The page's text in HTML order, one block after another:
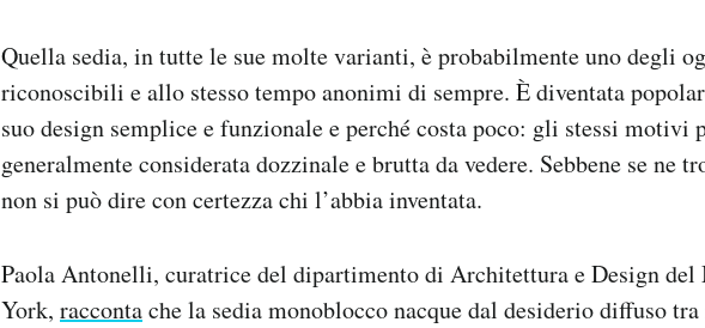
Quella sedia, in tutte le sue molte varianti, è probabilmente uno degli
riconoscibili e allo stesso tempo anonimi di sempre. È diventata
suo design semplice e funzionale e perché costa poco: gli stessi motivi
generalmente considerata dozzinale e brutta da vedere. Sebbene se ne
non si può dire con certezza chi l’abbia inventata.
Paola Antonelli, curatrice del dipartimento di Architettura e Design
York, raccontache la sedia monoblocco nacque dal desiderio diffuso